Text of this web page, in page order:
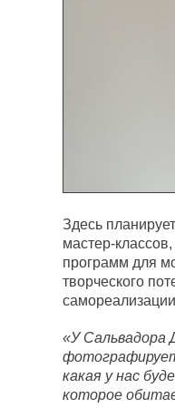
Здесь
мастер-
программ для
творческого
«У Сальвадора
какая у нас
которое